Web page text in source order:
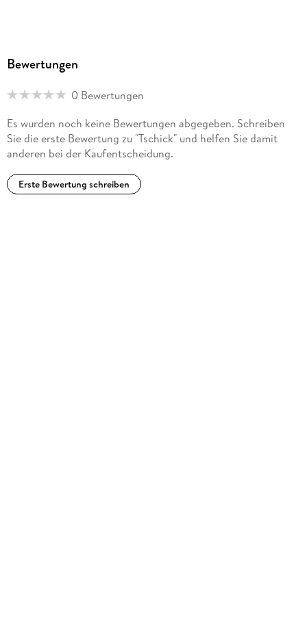
Bewertungen
0 Bewertungen
Es wurden noch keine Bewertungen abgegeben. Schreiben
Sie die erste Bewertung zu "Tschick" und helfen Sie damit
anderen bei der Kaufentscheidung.
Erste Bewertung schreiben